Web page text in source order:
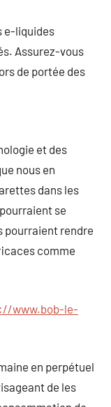
e-liquides
Assurez-vous
de portée des
et des
nous en
dans les
se
pourraient rendre
comme
www.bob-le-
en perpétuel
de les